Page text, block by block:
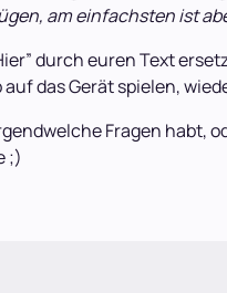
am einfachsten ist
durch euren Text
das Gerät spielen,
Fragen habt,
;)